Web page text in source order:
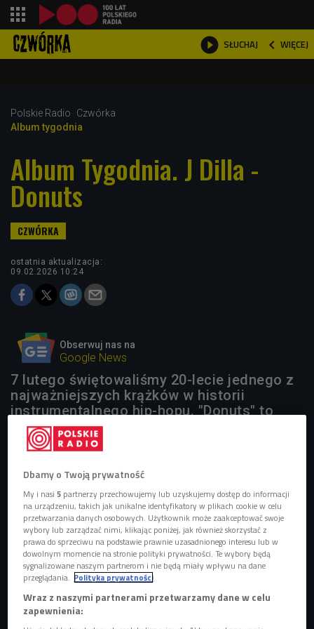
 SŁUCHAJ  WIĘCEJ

Polskie Radio
Czwórka
Album tygodnia
Album Tygodnia. J Dilla -
Donuts
ostatnia aktualizacja:
09.02.2026 10:24
Obserwuj nas na
Google News
7 lutego świętowaliśmy 20-lecie jednego z
najważniejszych krążków w historii
instrumentalnego hip-hopu. "Donuts" to
jeden z najważniejszych krążków w
dyskografii legendy samplingu i beat-
makingu - J. Dilli.
Dbamy o Twoją prywatność
My i nasi5 partnerzy przechowujemy lub uzyskujemy dostęp do informacji
na urządzeniu, takich jak unikalne identyfikatory w plikach cookie w celu
przetwarzania danych osobowych. Użytkownik może zaakceptować swoje
wybory lub zarządzać nimi, klikając poniżej, jak również skorzystać z
prawa do sprzeciwu na podstawie prawnie uzasadnionego interesu lub w
dowolnym momencie na stronie polityki prywatności. Te wybory będą
sygnalizowane naszym partnerom i nie będą miały wpływu na dane
przeglądania. Polityka prywatności
Wraz z naszymi partnerami przetwarzamy dane w celu
zapewnienia: